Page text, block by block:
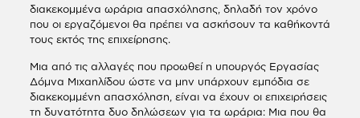
διακεκομμένα ωράρια απασχόλησης, δηλαδή τον χρόνο
που οι εργαζόμενοι θα πρέπει να ασκήσουν τα καθήκοντά
τους εκτός της επιχείρησης.
Μια από τις αλλαγές που προωθεί η υπουργός Εργασίας
Δόμνα Μιχαηλίδου ώστε να μην υπάρχουν εμπόδια σε
διακεκομμένη απασχόληση, είναι να έχουν οι επιχειρήσεις
τη δυνατότητα δυο δηλώσεων για τα ωράρια: Μια που θα